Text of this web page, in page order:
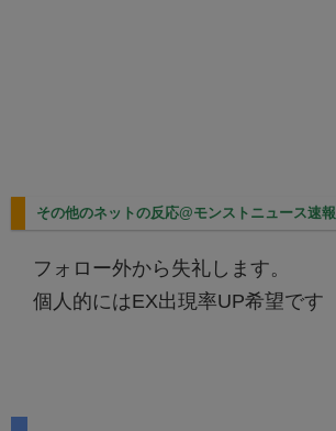
その他のネットの反応@モンストニュース速報
フォロー外から失礼します。
個人的にはEX出現率UP希望です